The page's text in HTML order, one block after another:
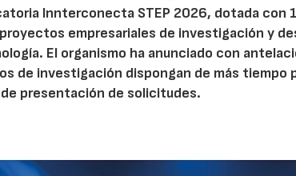
Innterconecta STEP 2026, dotada con
empresariales de investigación y
El organismo ha anunciado con
de investigación dispongan de más
presentación de solicitudes.